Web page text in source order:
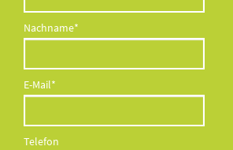
Pflichtfeld
Nachname*
Pflichtfeld
E-Mail*
Telefon